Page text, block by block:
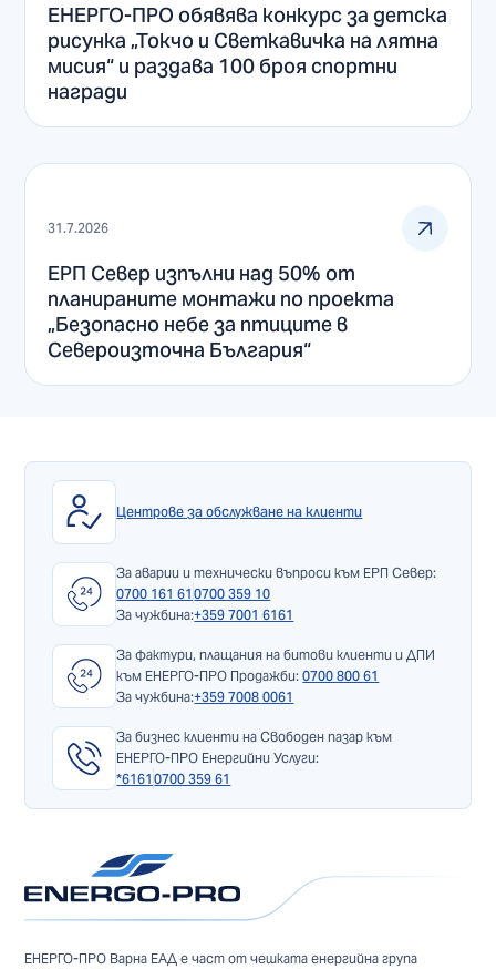
ЕНЕРГО-ПРО обявява конкурс за детска
рисунка „Токчо и Светкавичка на лятна
мисия“ и раздава 100 броя спортни
награди
31.7.2026
ЕРП Север изпълни над 50% от
планираните монтажи по проекта
„Безопасно небе за птиците в
Североизточна България“
Центрове за обслужване на клиенти
За аварии и технически въпроси към ЕРП Север:
0700 161 61 0700 359 10
За чужбина:+359 7001 6161
За фактури, плащания на битови клиенти и ДПИ
към ЕНЕРГО-ПРО Продажби:0700 800 61
За чужбина:+359 7008 0061
За бизнес клиенти на Свободен пазар към
ЕНЕРГО-ПРО Енергийни Услуги:
*6161 0700 359 61
ЕНЕРГО-ПРО Варна ЕАД е част от чешката енергийна група